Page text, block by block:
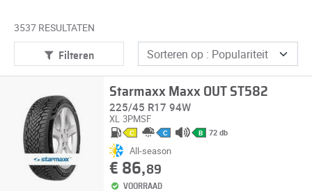
3537 RESULTATEN
Filteren
Starmaxx Maxx OUT ST582
225/45 R17 94W
XL 3PMSF
C C B 72 db
All-season
€ 86,89
VOORRAAD